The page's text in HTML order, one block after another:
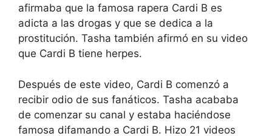
afirmaba que la famosa rapera Cardi B es
adicta a las drogas y que se dedica a la
prostitución. Tasha también afirmó en su video
que Cardi B tiene herpes.
Después de este video, Cardi B comenzó a
recibir odio de sus fanáticos. Tasha acababa
de comenzar su canal y estaba haciéndose
famosa difamando a Cardi B. Hizo 21 videos